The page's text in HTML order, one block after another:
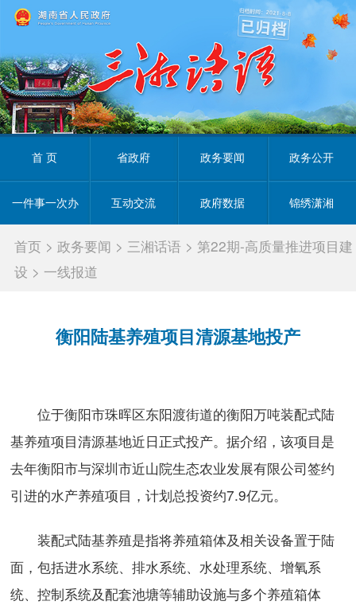
首 页 省政府 政务要闻 政务公开
一件事一次办 互动交流 政府数据 锦绣潇湘
首页 >政务要闻 > 三湘话语 > 第22期-高质量推进项目建
设 > 一线报道
衡阳陆基养殖项目清源基地投产
位于衡阳市珠晖区东阳渡街道的衡阳万吨装配式陆
基养殖项目清源基地近日正式投产。据介绍，该项目是
去年衡阳市与深圳市近山院生态农业发展有限公司签约
引进的水产养殖项目，计划总投资约7.9亿元。
装配式陆基养殖是指将养殖箱体及相关设备置于陆
面，包括进水系统、排水系统、水处理系统、增氧系
统、控制系统及配套池塘等辅助设施与多个养殖箱体